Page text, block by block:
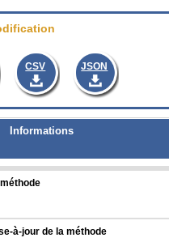
CSV JSON
Informations
à-jour de la méthode